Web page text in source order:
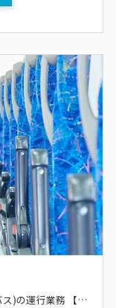
●送迎バス(大型バス、またはマイクロバス)の運行業務 【送迎バス】 ・地元大手企業(トヨタ自動車・トヨタ紡織・TTDC)の通勤バス運行 ・大学(藤田医科大学)のスクールバス運行 ・高校(杜若高校・ルネサンス高等学校)のスクールバス運行 ・トヨタ中央自動車学校のスクールバス運行 ・学校行事等（遠足・音楽祭・部活動送迎） ・冠婚葬祭 ・企業イベント送迎 ・貸切バス運行 等多数の業務がありますので、安定した業務があります！ ※送迎バスから始めて貸切バス、観光バスにステップアップ可！ ※大型一種免許をお持ちの方はスクールバスの運転等から始めます。 【研修について】 ●1ヶ月程度 ・運行管理者による事前教養 ・リーダー・サブリーダーによる運転教養 ・定期便のルート見習い ・毎月の乗務員研修会 ※先輩がマンツーマンで指導します！